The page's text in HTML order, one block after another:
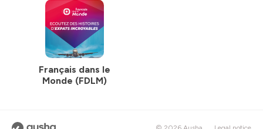
Français dans le
Monde (FDLM)